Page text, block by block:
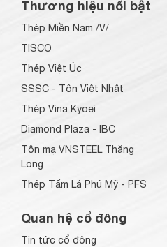
Thương hiệu nổi bật
Thép Miền Nam /V/
TISCO
Thép Việt Úc
SSSC - Tôn Việt Nhật
Thép Vina Kyoei
Diamond Plaza - IBC
Tôn mạ VNSTEEL Thăng
Long
Thép Tấm Lá Phú Mỹ - PFS
Quan hệ cổ đông
Tin tức cổ đông